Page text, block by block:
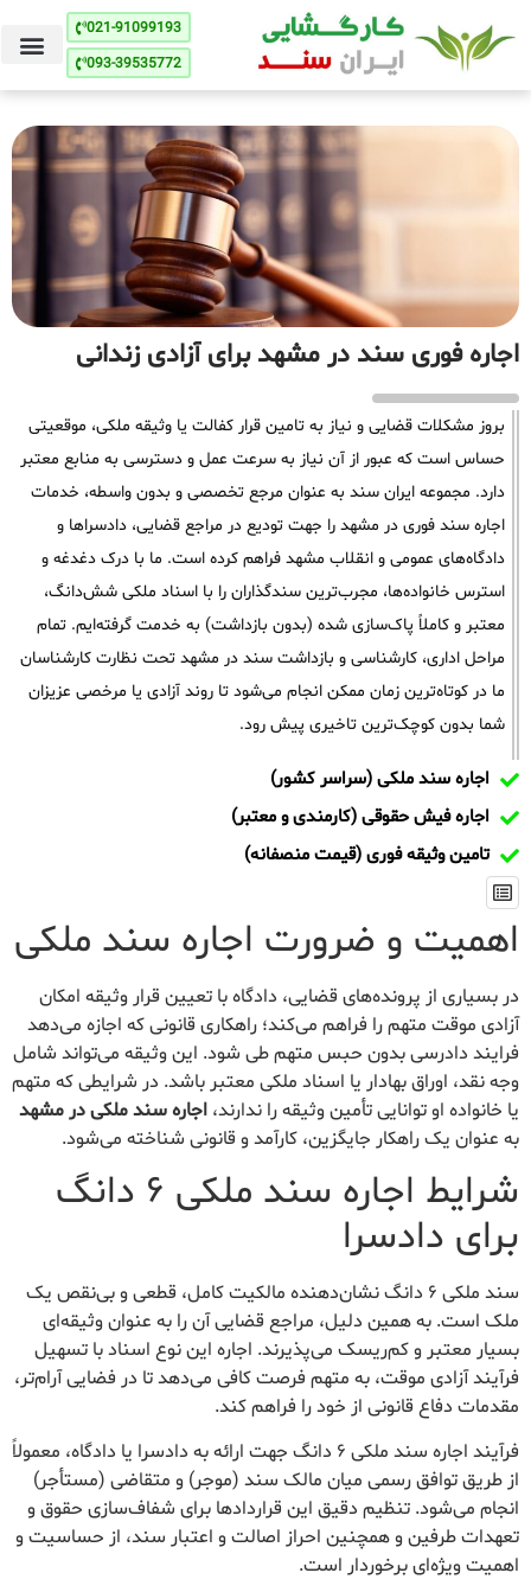
021-91099193
093-39535772
اجاره فوری سند در مشهد برای آزادی زندانی
بروز مشکلات قضایی و نیاز به تامین قرار کفالت یا وثیقه ملکی، موقعیتی
حساس است که عبور از آن نیاز به سرعت عمل و دسترسی به منابع معتبر
دارد. مجموعه ایران سند به عنوان مرجع تخصصی و بدون واسطه، خدمات
اجاره سند فوری در مشهد را جهت تودیع در مراجع قضایی، دادسراها و
دادگاه‌های عمومی و انقلاب مشهد فراهم کرده است. ما با درک دغدغه و
استرس خانواده‌ها، مجرب‌ترین سندگذاران را با اسناد ملکی شش‌دانگ،
معتبر و کاملاً پاک‌سازی شده (بدون بازداشت) به خدمت گرفته‌ایم. تمام
مراحل اداری، کارشناسی و بازداشت سند در مشهد تحت نظارت کارشناسان
ما در کوتاه‌ترین زمان ممکن انجام می‌شود تا روند آزادی یا مرخصی عزیزان
شما بدون کوچک‌ترین تاخیری پیش رود.
اجاره سند ملکی (سراسر کشور)
اجاره فیش حقوقی (کارمندی و معتبر)
تامین وثیقه فوری (قیمت منصفانه)
اهمیت و ضرورت اجاره سند ملکی
در بسیاری از پرونده‌های قضایی، دادگاه با تعیین قرار وثیقه امکان
آزادی موقت متهم را فراهم می‌کند؛ راهکاری قانونی که اجازه می‌دهد
فرایند دادرسی بدون حبس متهم طی شود. این وثیقه می‌تواند شامل
وجه نقد، اوراق بهادار یا اسناد ملکی معتبر باشد. در شرایطی که متهم
یا خانواده او توانایی تأمین وثیقه را ندارند، اجاره سند ملکی در مشهد
به عنوان یک راهکار جایگزین، کارآمد و قانونی شناخته می‌شود.
شرایط اجاره سند ملکی ۶ دانگ
برای دادسرا
سند ملکی ۶ دانگ نشان‌دهنده مالکیت کامل، قطعی و بی‌نقص یک
ملک است. به همین دلیل، مراجع قضایی آن را به عنوان وثیقه‌ای
بسیار معتبر و کم‌ریسک می‌پذیرند. اجاره این نوع اسناد با تسهیل
فرآیند آزادی موقت، به متهم فرصت کافی می‌دهد تا در فضایی آرام‌تر،
مقدمات دفاع قانونی از خود را فراهم کند.
فرآیند اجاره سند ملکی ۶ دانگ جهت ارائه به دادسرا یا دادگاه، معمولاً
از طریق توافق رسمی میان مالک سند (موجر) و متقاضی (مستأجر)
انجام می‌شود. تنظیم دقیق این قراردادها برای شفاف‌سازی حقوق و
تعهدات طرفین و همچنین احراز اصالت و اعتبار سند، از حساسیت و
اهمیت ویژه‌ای برخوردار است.